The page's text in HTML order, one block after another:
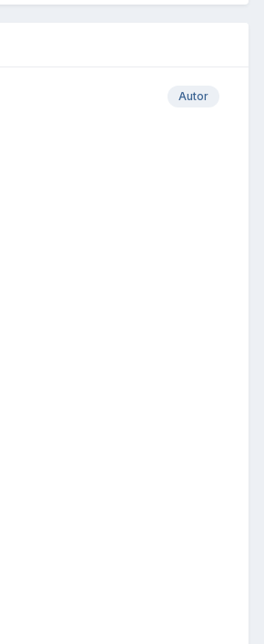
Autor